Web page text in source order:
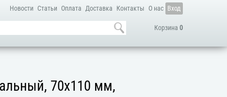
Новости Статьи Оплата Доставка Контакты О нас Вход
Корзина 0
70x110 мм,